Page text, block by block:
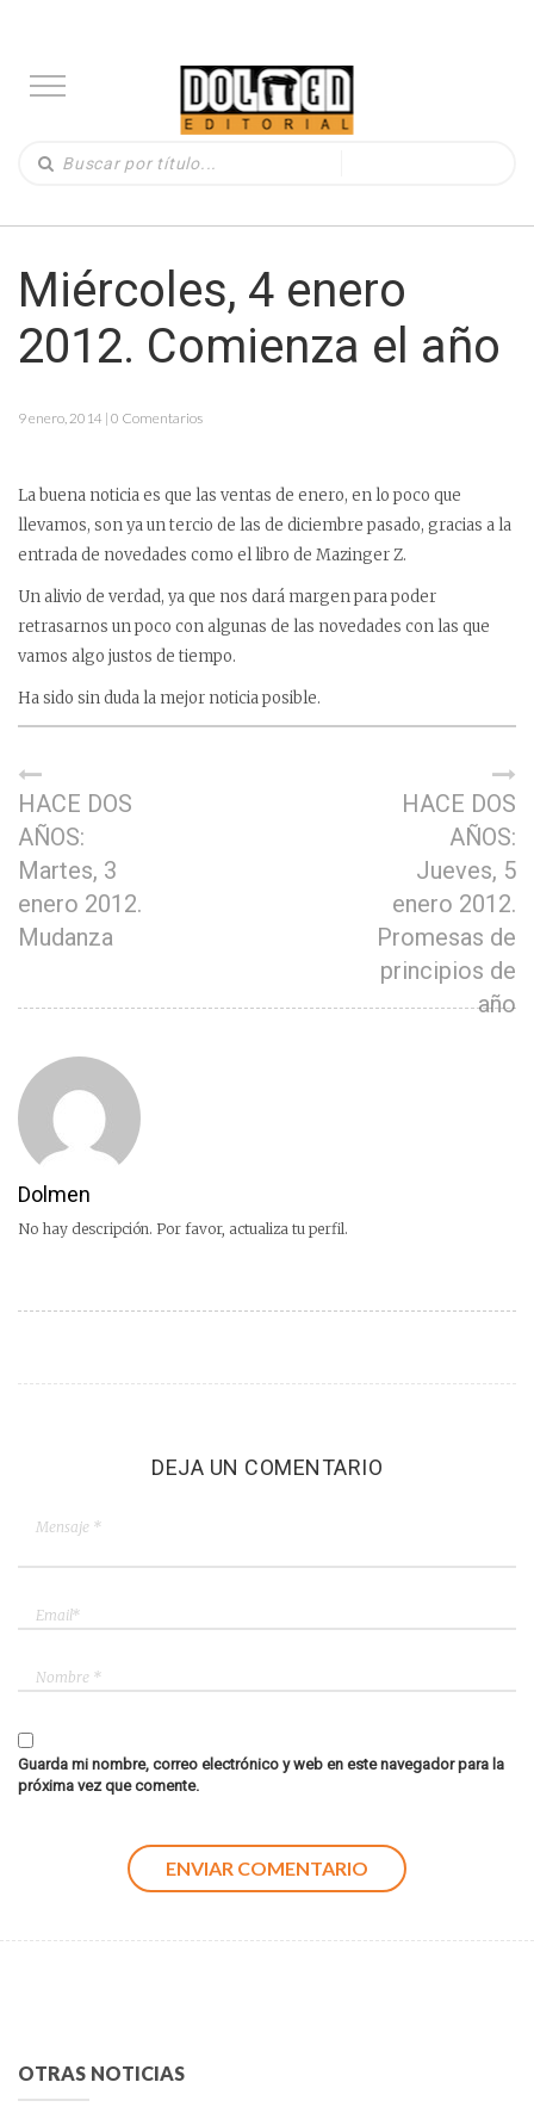
Miércoles, 4 enero
2012. Comienza el año
9 enero, 2014 | 0 Comentarios
La buena noticia es que las ventas de enero, en lo poco que
llevamos, son ya un tercio de las de diciembre pasado, gracias a la
entrada de novedades como el libro de Mazinger Z.
Un alivio de verdad, ya que nos dará margen para poder
retrasarnos un poco con algunas de las novedades con las que
vamos algo justos de tiempo.
Ha sido sin duda la mejor noticia posible.
HACE DOS
AÑOS:
Martes, 3
enero 2012.
Mudanza
HACE DOS
AÑOS:
Jueves, 5
enero 2012.
Promesas de
principios de
año
Dolmen
No hay descripción. Por favor, actualiza tu perfil.
DEJA UN COMENTARIO
Guarda mi nombre, correo electrónico y web en este navegador para la
próxima vez que comente.
OTRAS NOTICIAS